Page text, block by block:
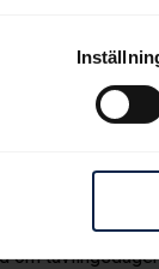
om